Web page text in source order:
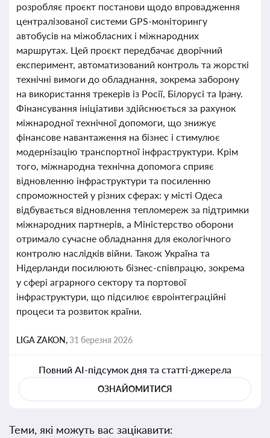
розробляє проєкт постанови щодо впровадження
централізованої системи GPS-моніторингу
автобусів на міжобласних і міжнародних
маршрутах. Цей проєкт передбачає дворічний
експеримент, автоматизований контроль та жорсткі
технічні вимоги до обладнання, зокрема заборону
на використання трекерів із Росії, Білорусі та Ірану.
Фінансування ініціативи здійснюється за рахунок
міжнародної технічної допомоги, що знижує
фінансове навантаження на бізнес і стимулює
модернізацію транспортної інфраструктури. Крім
того, міжнародна технічна допомога сприяє
відновленню інфраструктури та посиленню
спроможностей у різних сферах: у місті Одеса
відбувається відновлення тепломереж за підтримки
міжнародних партнерів, а Міністерство оборони
отримало сучасне обладнання для екологічного
контролю наслідків війни. Також Україна та
Нідерланди посилюють бізнес-співпрацю, зокрема
у сфері аграрного сектору та портової
інфраструктури, що підсилює євроінтеграційні
процеси та розвиток країни.
LIGA ZAKON,31 березня 2026
Повний AI-підсумок дня та статті-джерела
ОЗНАЙОМИТИСЯ
Теми, які можуть вас зацікавити: